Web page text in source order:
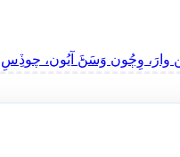
وارَ، وِڄُون وَسَڻَ آيُون،